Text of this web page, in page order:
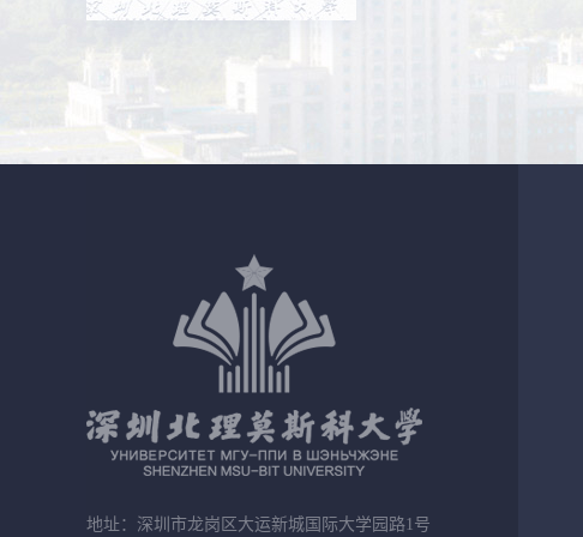
地址：深圳市龙岗区大运新城国际大学园路1号